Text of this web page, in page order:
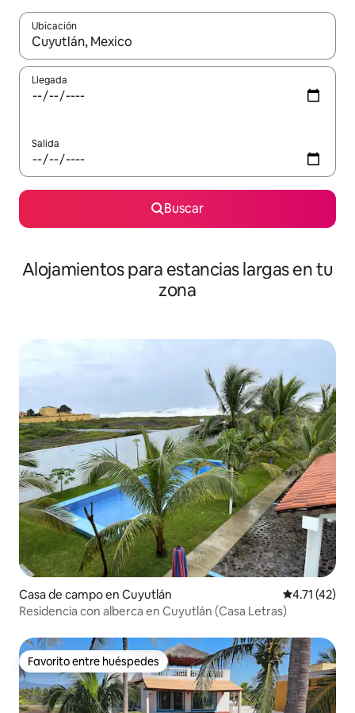
Ubicación
Cuando los resultados estén disponibles, podrás navegar
Llegada
Salida
Buscar
Alojamientos para estancias largas en tu
zona
Casa de campo en Cuyutlán Calificación
4.71 (42)
Residencia con alberca en Cuyutlán (Casa Letras)
Favorito entre huéspedes
Favorito entre huéspedes